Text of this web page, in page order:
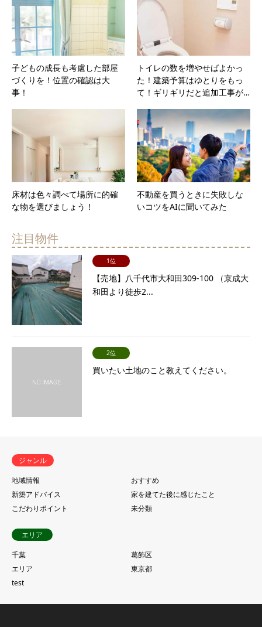
子どもの成長も考慮した部屋
づくりを！位置の確認は大
事！
トイレの数を増やせばよかっ
た！建築予算はゆとりをもっ
て！ギリギリだと追加工事が…
床材は色々調べて場所に的確
な物を選びましょう！
不動産を買うときに失敗しな
いコツをAIに聞いてみた
注目物件
1位
【売地】八千代市大和田309-100 （京成大
和田より徒歩2...
2位
買いたい土地のこと教えてください。
ジャンル
地域情報
おすすめ
新築アドバイス
家を建てた後に感じたこと
こだわりポイント
未分類
エリア
千葉
葛飾区
エリア
東京都
test